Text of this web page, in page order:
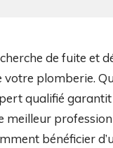
de fuite et
votre plomberie.
qualifié
meilleur
bénéficier